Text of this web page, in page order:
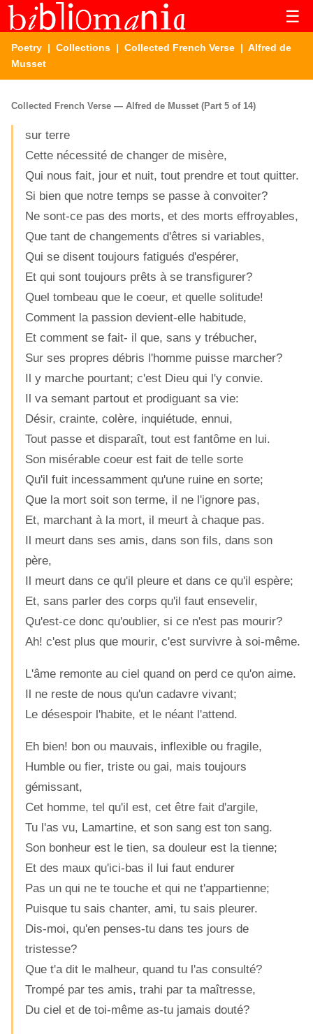
☰
Poetry | Collections | Collected French Verse | Alfred de
Musset
Collected French Verse — Alfred de Musset (Part 5 of 14)
sur terre
Cette nécessité de changer de misère,
Qui nous fait, jour et nuit, tout prendre et tout quitter.
Si bien que notre temps se passe à convoiter?
Ne sont-ce pas des morts, et des morts effroyables,
Que tant de changements d'êtres si variables,
Qui se disent toujours fatigués d'espérer,
Et qui sont toujours prêts à se transfigurer?
Quel tombeau que le coeur, et quelle solitude!
Comment la passion devient-elle habitude,
Et comment se fait- il que, sans y trébucher,
Sur ses propres débris l'homme puisse marcher?
Il y marche pourtant; c'est Dieu qui l'y convie.
Il va semant partout et prodiguant sa vie:
Désir, crainte, colère, inquiétude, ennui,
Tout passe et disparaît, tout est fantôme en lui.
Son misérable coeur est fait de telle sorte
Qu'il fuit incessamment qu'une ruine en sorte;
Que la mort soit son terme, il ne l'ignore pas,
Et, marchant à la mort, il meurt à chaque pas.
Il meurt dans ses amis, dans son fils, dans son
père,
Il meurt dans ce qu'il pleure et dans ce qu'il espère;
Et, sans parler des corps qu'il faut ensevelir,
Qu'est-ce donc qu'oublier, si ce n'est pas mourir?
Ah! c'est plus que mourir, c'est survivre à soi-même.
L'âme remonte au ciel quand on perd ce qu'on aime.
Il ne reste de nous qu'un cadavre vivant;
Le désespoir l'habite, et le néant l'attend.
Eh bien! bon ou mauvais, inflexible ou fragile,
Humble ou fier, triste ou gai, mais toujours
gémissant,
Cet homme, tel qu'il est, cet être fait d'argile,
Tu l'as vu, Lamartine, et son sang est ton sang.
Son bonheur est le tien, sa douleur est la tienne;
Et des maux qu'ici-bas il lui faut endurer
Pas un qui ne te touche et qui ne t'appartienne;
Puisque tu sais chanter, ami, tu sais pleurer.
Dis-moi, qu'en penses-tu dans tes jours de
tristesse?
Que t'a dit le malheur, quand tu l'as consulté?
Trompé par tes amis, trahi par ta maîtresse,
Du ciel et de toi-même as-tu jamais douté?